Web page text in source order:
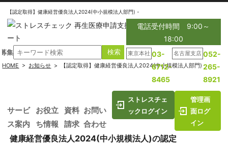
【認定取得】健康経営優良法人2024(中小規模法人部門) -
集
電話受付時間 9:00～
18:00
東京本社 03-
6712-
8465
名古屋支店 052-
265-
8921
サービ
ス案内
お役立
ち情報
資料
請求
お問い
合わせ
ストレスチェ
ックログイン
管理画
面ログ
イン
HOME > お知らせ > 【認定取得】健康経営優良法人2024(中小規模法人部門)
健康経営優良法人2024(中小規模法人)の認定